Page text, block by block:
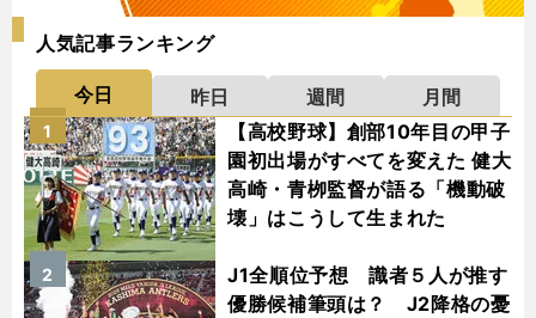
人気記事ランキング
今日 昨日 週間
月間
【高校野球】創部10年目の甲子
園初出場がすべてを変えた 健大
高崎・青栁監督が語る「機動破
壊」はこうして生まれた
1
J1全順位予想 識者５人が推す
優勝候補筆頭は？ J2降格の憂
2